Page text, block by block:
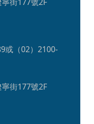
或（02）2100-
街177號2F